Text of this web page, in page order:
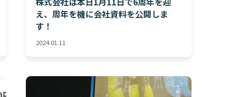
え、周年を機に会社資料を公開しま
す！
2024.01.11